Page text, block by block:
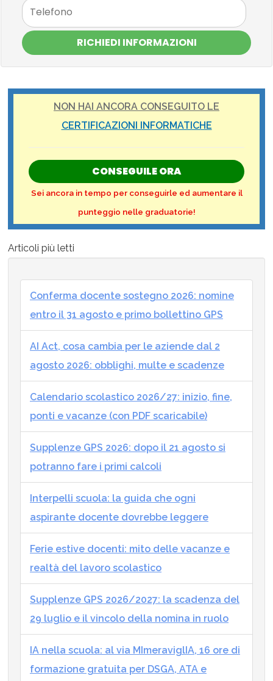
RICHIEDI INFORMAZIONI
NON HAI ANCORA CONSEGUITO LE
CERTIFICAZIONI INFORMATICHE
CONSEGUILE ORA
Sei ancora in tempo per conseguirle ed aumentare il
punteggio nelle graduatorie!
Articoli più letti
Conferma docente sostegno 2026: nomine
entro il 31 agosto e primo bollettino GPS
AI Act, cosa cambia per le aziende dal 2
agosto 2026: obblighi, multe e scadenze
Calendario scolastico 2026/27: inizio, fine,
ponti e vacanze (con PDF scaricabile)
Supplenze GPS 2026: dopo il 21 agosto si
potranno fare i primi calcoli
Interpelli scuola: la guida che ogni
aspirante docente dovrebbe leggere
Ferie estive docenti: mito delle vacanze e
realtà del lavoro scolastico
Supplenze GPS 2026/2027: la scadenza del
29 luglio e il vincolo della nomina in ruolo
IA nella scuola: al via MImeraviglIA, 16 ore di
formazione gratuita per DSGA, ATA e